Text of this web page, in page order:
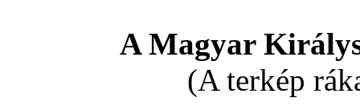
A Magyar
(A terkép